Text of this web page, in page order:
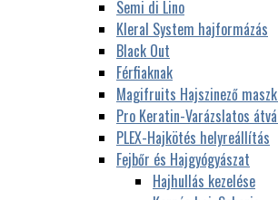
Semi di Lino
Kleral System hajformázás
Black Out
Férfiaknak
Magifruits Hajszinező
Pro Keratin-Varázslatos
PLEX-Hajkötés helyreállítás
Fejbőr és Hajgyógyászat
Hajhullás kezelése